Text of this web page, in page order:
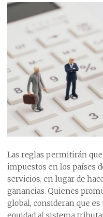
Las reglas permitirán
impuestos en los países
servicios, en lugar de
ganancias. Quienes
global, consideran que